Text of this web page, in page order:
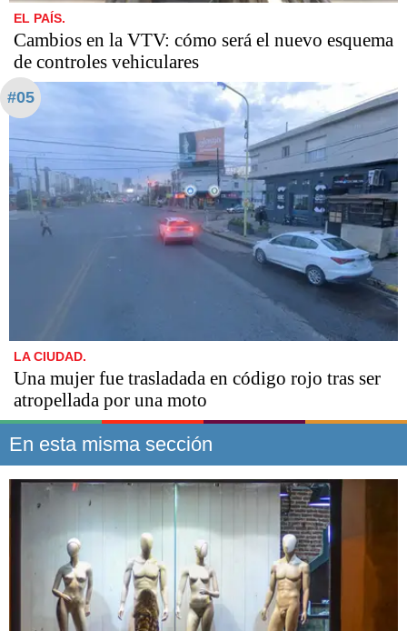
EL PAÍS.
Cambios en la VTV: cómo será el nuevo esquema
de controles vehiculares
#05
LA CIUDAD.
Una mujer fue trasladada en código rojo tras ser
atropellada por una moto
En esta misma sección